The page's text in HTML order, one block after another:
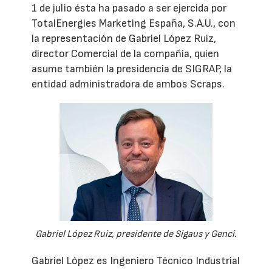
1 de julio ésta ha pasado a ser ejercida por
TotalEnergies Marketing España, S.A.U., con
la representación de Gabriel López Ruiz,
director Comercial de la compañía, quien
asume también la presidencia de SIGRAP, la
entidad administradora de ambos Scraps.
Gabriel López Ruiz, presidente de Sigaus y Genci.
Gabriel López es Ingeniero Técnico Industrial